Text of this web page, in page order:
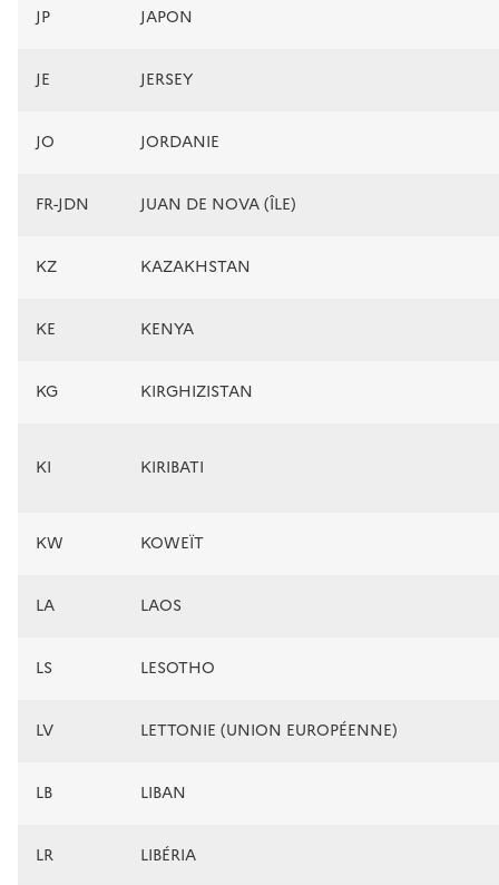
JP JAPON
JE JERSEY
JO JORDANIE
FR-JDN JUAN DE NOVA (ÎLE)
KZ KAZAKHSTAN
KE KENYA
KG KIRGHIZISTAN
KI KIRIBATI
KW KOWEÏT
LA LAOS
LS LESOTHO
LV LETTONIE (UNION EUROPÉENNE)
LB LIBAN
LR LIBÉRIA